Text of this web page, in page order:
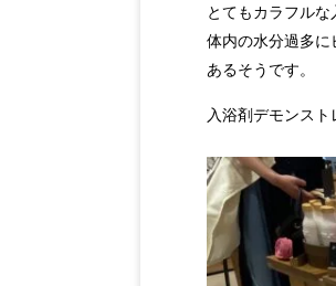
とてもカラフルな
体内の水分過多
あるそうです。
入浴剤デモンスト